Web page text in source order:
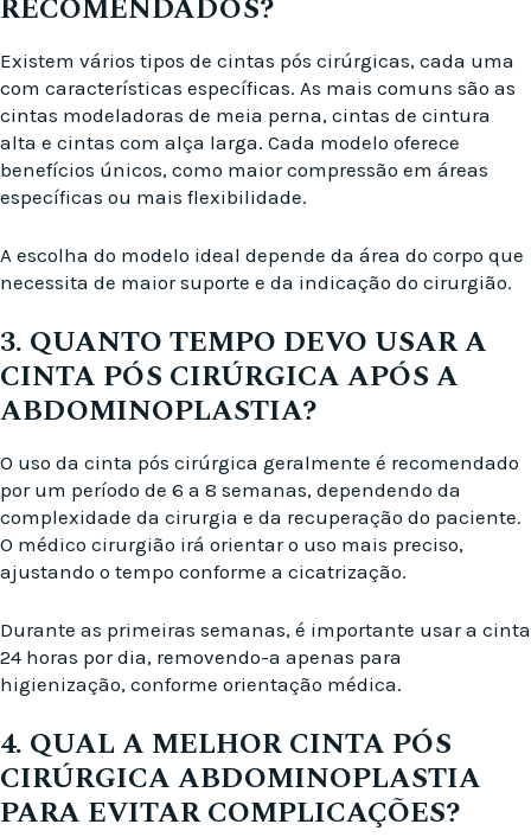
RECOMENDADOS?
Existem vários tipos de cintas pós cirúrgicas, cada uma
com características específicas. As mais comuns são as
cintas modeladoras de meia perna, cintas de cintura
alta e cintas com alça larga. Cada modelo oferece
benefícios únicos, como maior compressão em áreas
específicas ou mais flexibilidade.
A escolha do modelo ideal depende da área do corpo que
necessita de maior suporte e da indicação do cirurgião.
3. QUANTO TEMPO DEVO USAR A
CINTA PÓS CIRÚRGICA APÓS A
ABDOMINOPLASTIA?
O uso da cinta pós cirúrgica geralmente é recomendado
por um período de 6 a 8 semanas, dependendo da
complexidade da cirurgia e da recuperação do paciente.
O médico cirurgião irá orientar o uso mais preciso,
ajustando o tempo conforme a cicatrização.
Durante as primeiras semanas, é importante usar a cinta
24 horas por dia, removendo-a apenas para
higienização, conforme orientação médica.
4. QUAL A MELHOR CINTA PÓS
CIRÚRGICA ABDOMINOPLASTIA
PARA EVITAR COMPLICAÇÕES?